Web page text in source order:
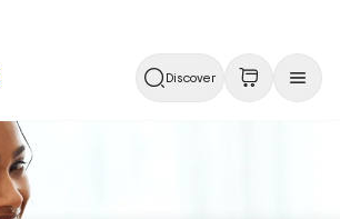
Discover